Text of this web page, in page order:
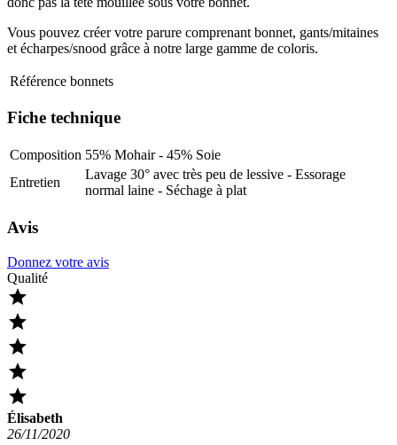
Vous pouvez créer votre parure comprenant bonnet, gants/mitaines
et écharpes/snood grâce à notre large gamme de coloris.
Référence bonnets
Fiche technique
Composition 55% Mohair - 45% Soie
Entretien
Lavage 30° avec très peu de lessive - Essorage
normal laine - Séchage à plat
Avis
Donnez votre avis
Qualité





Élisabeth
26/11/2020